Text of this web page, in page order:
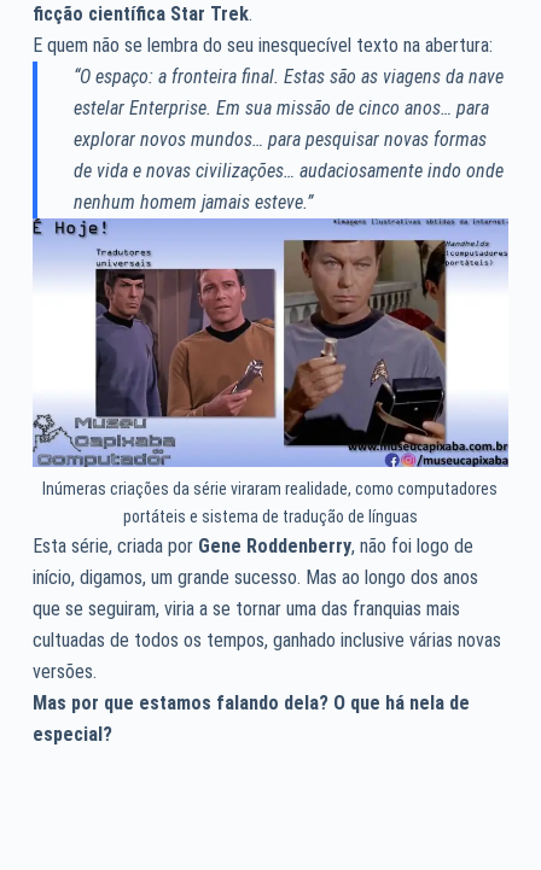
ficção científica Star Trek.
E quem não se lembra do seu inesquecível texto na abertura:
“O espaço: a fronteira final. Estas são as viagens da nave
estelar Enterprise. Em sua missão de cinco anos… para
explorar novos mundos… para pesquisar novas formas
de vida e novas civilizações… audaciosamente indo onde
nenhum homem jamais esteve.”
Inúmeras criações da série viraram realidade, como computadores
portáteis e sistema de tradução de línguas
Esta série, criada por Gene Roddenberry, não foi logo de
início, digamos, um grande sucesso. Mas ao longo dos anos
que se seguiram, viria a se tornar uma das franquias mais
cultuadas de todos os tempos, ganhado inclusive várias novas
versões.
Mas por que estamos falando dela? O que há nela de
especial?